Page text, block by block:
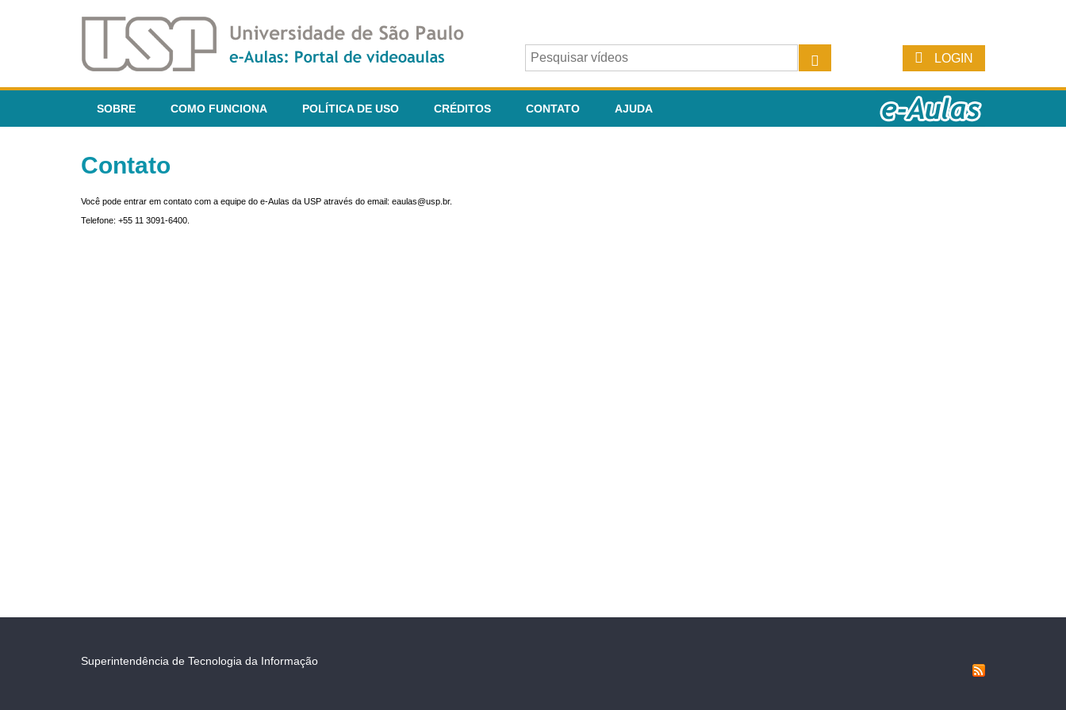
LOGIN
SOBRE COMO FUNCIONA POLÍTICA DE USO CRÉDITOS CONTATO AJUDA
Contato
Você pode entrar em contato com a equipe do e-Aulas da USP através do email: eaulas@usp.br.
Telefone: +55 11 3091-6400.
Superintendência de Tecnologia da Informação